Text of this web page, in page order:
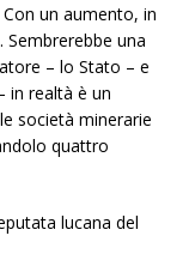
un aumento, in
una
– lo Stato – e
in realtà è un
società minerarie
quattro
lucana del